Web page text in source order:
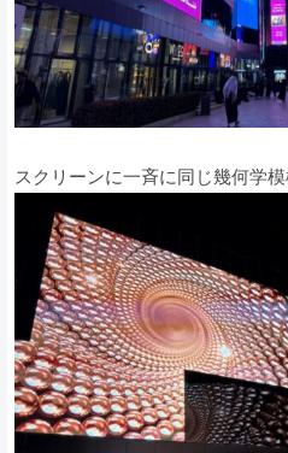
スクリーンに一斉に同じ幾何学